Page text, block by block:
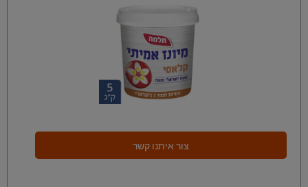
צור איתנו קשר